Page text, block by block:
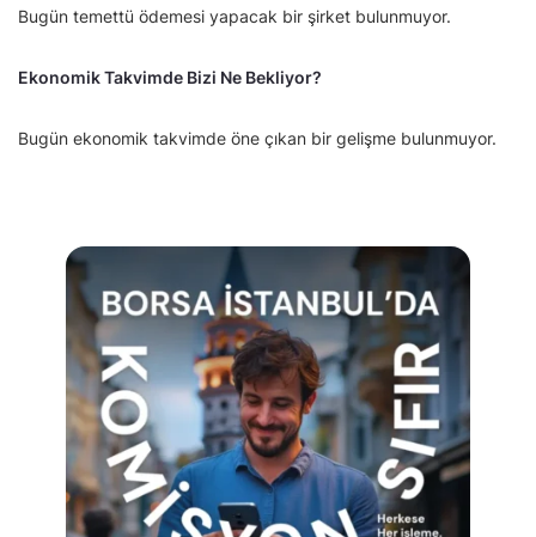
Bugün temettü ödemesi yapacak bir şirket bulunmuyor.
Ekonomik Takvimde Bizi Ne Bekliyor?
Bugün ekonomik takvimde öne çıkan bir gelişme bulunmuyor.